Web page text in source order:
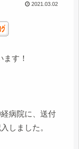
2021.03.02
す！
病院に、送付
しました。